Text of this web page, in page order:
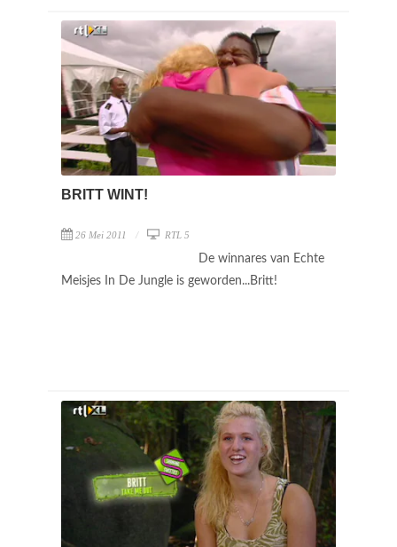
BRITT WINT!
26 Mei 2011 RTL 5
De winnares van Echte
Meisjes In De Jungle is geworden...Britt!